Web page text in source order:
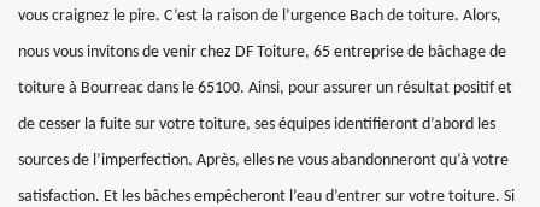
vous craignez le pire. C’est la raison de l’urgence Bach de toiture. Alors,
nous vous invitons de venir chez DF Toiture, 65 entreprise de bâchage de
toiture à Bourreac dans le 65100. Ainsi, pour assurer un résultat positif et
de cesser la fuite sur votre toiture, ses équipes identifieront d’abord les
sources de l’imperfection. Après, elles ne vous abandonneront qu’à votre
satisfaction. Et les bâches empêcheront l’eau d’entrer sur votre toiture. Si